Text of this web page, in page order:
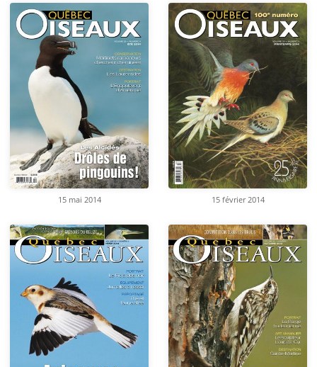
15 mai 2014 15 février 2014